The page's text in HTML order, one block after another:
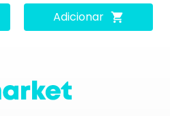
Adicionar